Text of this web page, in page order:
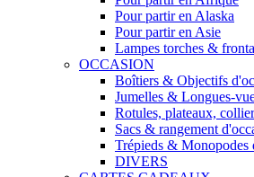
Pour partir en Alaska
Pour partir en Asie
Lampes torches &
OCCASION
Boîtiers & Objectifs
Jumelles & Longues-
Rotules, plateaux,
Sacs & rangement
Trépieds & Monopodes
DIVERS